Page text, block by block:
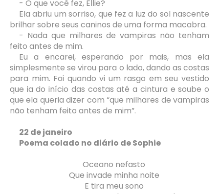
- O que você fez, Ellie?
Ela abriu um sorriso, que fez a luz do sol nascente
brilhar sobre seus caninos de uma forma macabra.
- Nada que milhares de vampiras não tenham
feito antes de mim.
Eu a encarei, esperando por mais, mas ela
simplesmente se virou para o lado, dando as costas
para mim. Foi quando vi um rasgo em seu vestido
que ia do início das costas até a cintura e soube o
que ela queria dizer com “que milhares de vampiras
não tenham feito antes de mim”.
22 de janeiro
Poema colado no diário de Sophie
Oceano nefasto
Que invade minha noite
E tira meu sono